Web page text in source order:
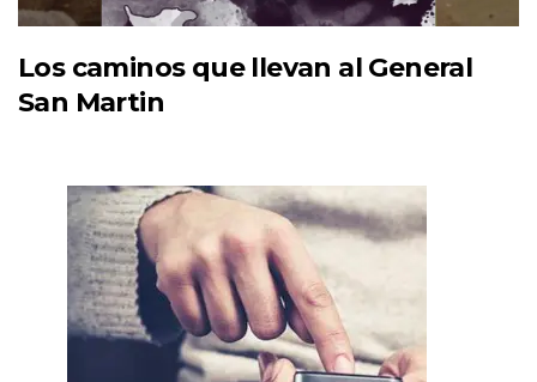
Los caminos que llevan al General
San Martin